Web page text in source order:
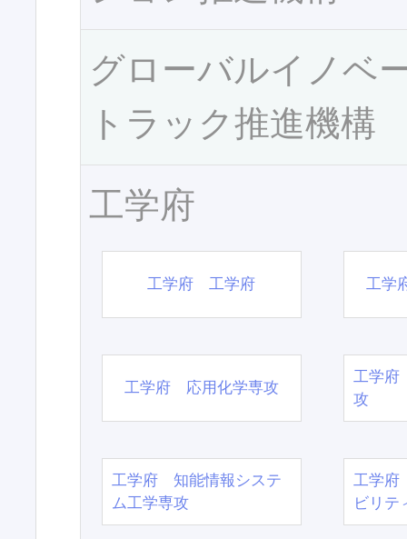
グローバルイノベ
トラック推進機構
工学府
工学府 工学府 工学
工学府 応用化学専攻
工学府
攻
工学府 知能情報システ
ム工学専攻
工学府
ビリテ